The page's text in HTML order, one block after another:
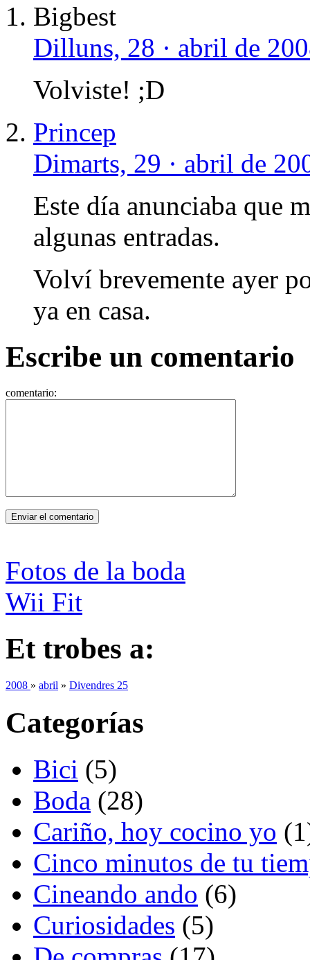
Bigbest
Dilluns, 28 · abril de
Volviste! ;D
Princep
Dimarts, 29 · abril de
Este día anunciaba que
algunas entradas.
Volví brevemente ayer
ya en casa.
Escribe un comentario
comentario:
Fotos de la boda
Wii Fit
Et trobes a:
2008 » abril » Divendres 25
Categorías
Bici (5)
Boda (28)
Cariño, hoy cocino yo
Cinco minutos de tu
Cineando ando (6)
Curiosidades (5)